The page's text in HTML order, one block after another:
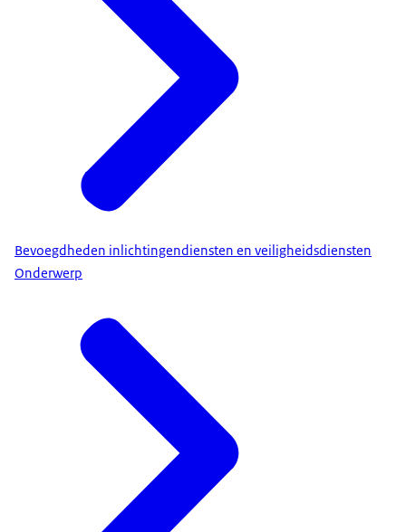
Bevoegdheden inlichtingendiensten en veiligheidsdiensten
Onderwerp